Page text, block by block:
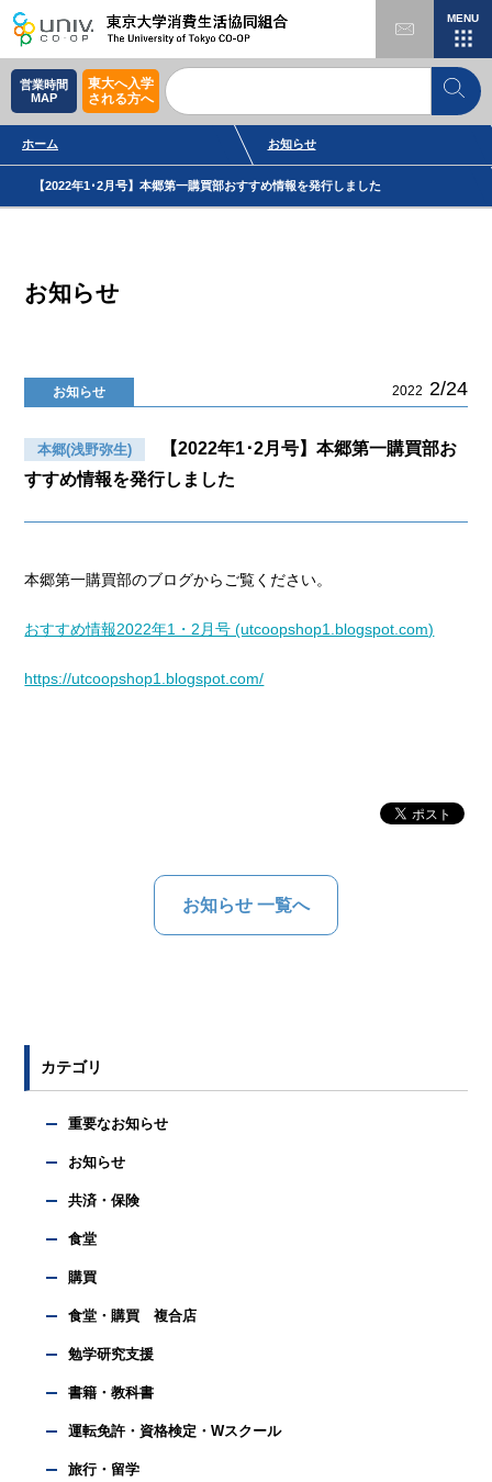
MENU
営業時間
MAP
東大へ入学
される方へ
ホーム お知らせ
【2022年1･2月号】本郷第一購買部おすすめ情報を発行しました
お知らせ
お知らせ 2022 2/24
本郷(浅野弥生)
【2022年1･2月号】本郷第一購買部お
すすめ情報を発行しました
本郷第一購買部のブログからご覧ください。
おすすめ情報2022年1・2月号 (utcoopshop1.blogspot.com)
https://utcoopshop1.blogspot.com/
お知らせ 一覧へ
カテゴリ
重要なお知らせ
お知らせ
共済・保険
食堂
購買
食堂・購買 複合店
勉学研究支援
書籍・教科書
運転免許・資格検定・Wスクール
旅行・留学